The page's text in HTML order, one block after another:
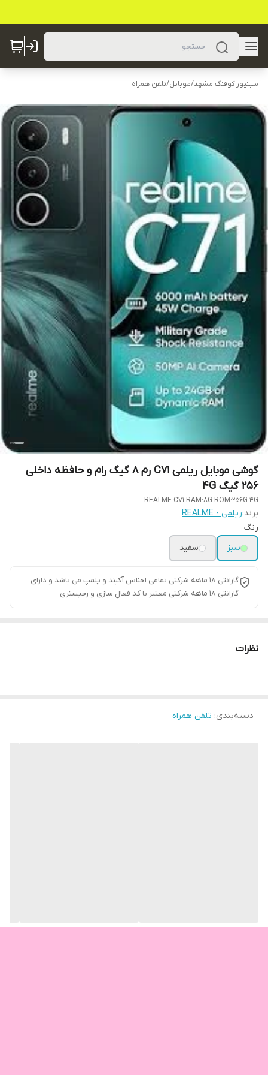
سینیور کوفنگ مشهد/موبایل/تلفن همراه
گوشی موبایل ریلمی C71 رم 8 گیگ رام و حافظه داخلی
256 گیگ 4G
REALME C71 RAM:8G ROM:256G 4G
برند:ریلمی - REALME
رنگ
سبز
سفید
گارانتی ۱۸ ماهه شرکتی تمامی اجناس آکبند و پلمپ می باشد و دارای
گارانتی ۱۸ ماهه شرکتی معتبر با کد فعال سازی و رجیستری
نظرات
دسته‌بندی: تلفن همراه